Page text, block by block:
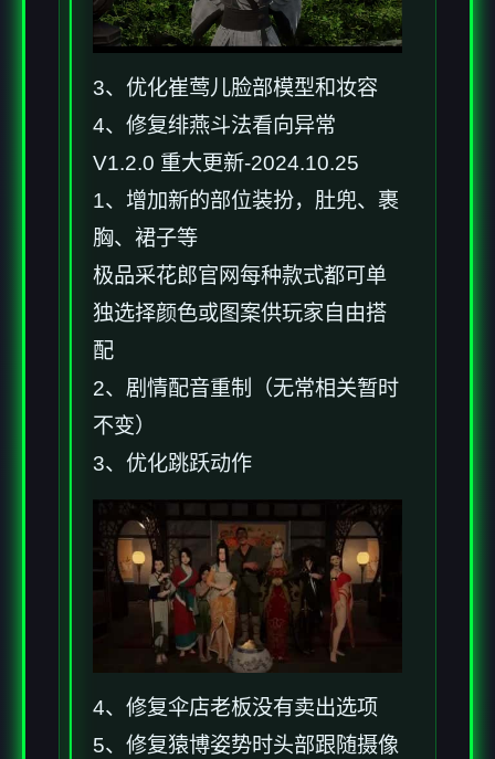
3、优化崔莺儿脸部模型和妆容
4、修复绯燕斗法看向异常
V1.2.0 重大更新-2024.10.25
1、增加新的部位装扮，肚兜、裹
胸、裙子等
极品采花郎官网每种款式都可单
独选择颜色或图案供玩家自由搭
配
2、剧情配音重制（无常相关暂时
不变）
3、优化跳跃动作
4、修复伞店老板没有卖出选项
5、修复猿博姿势时头部跟随摄像